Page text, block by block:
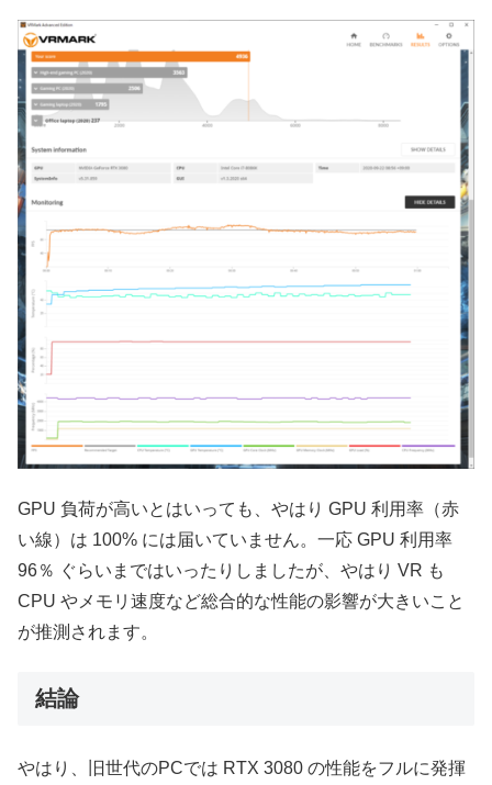
GPU 負荷が高いとはいっても、やはり GPU 利用率（赤
い線）は 100% には届いていません。一応 GPU 利用率
96％ ぐらいまではいったりしましたが、やはり VR も
CPU やメモリ速度など総合的な性能の影響が大きいこと
が推測されます。
結論
やはり、旧世代のPCでは RTX 3080 の性能をフルに発揮